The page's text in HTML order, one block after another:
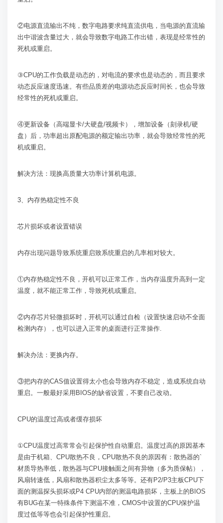
②电源直流输出不纯，数字电路要求纯直流供电，当电源的直流输
出中谐波含量过大，就会导致数字电路工作出错，表现是经常性的
死机或重启。
③CPU的工作负载是动态的，对电流的要求也是动态的，而且要求
动态反应速度迅速。有些品质差的电源动态反应时间长，也会导致
经常性的死机或重启。
④更新设备（高端显卡/大硬盘/视频卡），增加设备（刻录机/硬
盘）后，功率超出原配电源的额定输出功率，就会导致经常性的死
机或重启。
解决方法：现换高质量大功率计算机电源。
3、内存热稳定性不良
芯片损坏或者设置错误
内存出现问题导致系统重启致系统重启的几率相对较大。
①内存热稳定性不良，开机可以正常工作，当内存温度升高到一定
温度，就不能正常工作，导致死机或重启。
②内存芯片轻微损坏时，开机可以通过自检（设置快速启动不全面
检测内存），也可以进入正常的桌面进行正常操作.
解决办法：更换内存。
③把内存的CAS值设置得太小也会导致内存不稳定，造成系统自动
重启。一般最好采用 BIOS的缺省设置，不要自己改动。
CPU的温度过高或者缓存损坏
①CPU温度过高常常会引起保护性自动重启。温度过高的原因基本
是由于机箱、 CPU散热不良， CPU散热不良的原因有：散热器的`
材质导热率低，散热器与CPU接触面之间有异物（多为质保帖），
风扇转速低，风扇和散热器积尘太多等等。还有P2/P3主板CPU下
面的测温探头损坏或P4 CPU内部的测温电路损坏，主板上的 BIOS
有BUG在某一特殊条件下测温不准， CMOS中设置的CPU保护温
度过低等等也会引起保护性重启。